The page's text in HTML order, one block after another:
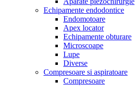
Echipamente endodontice
Endomotoare
Apex locator
Echipamente obturare
Microscoape
Lupe
Diverse
Compresoare si aspiratoare
Compresoare